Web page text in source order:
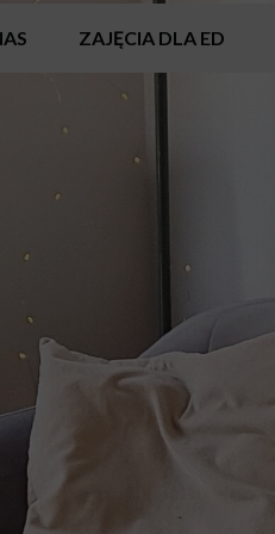
ZAJĘCIA DLA ED